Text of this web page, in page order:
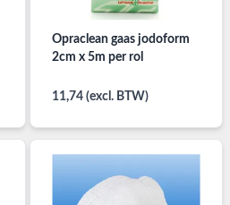
Opraclean gaas jodoform
2cm x 5m per rol
11,74 (excl. BTW)